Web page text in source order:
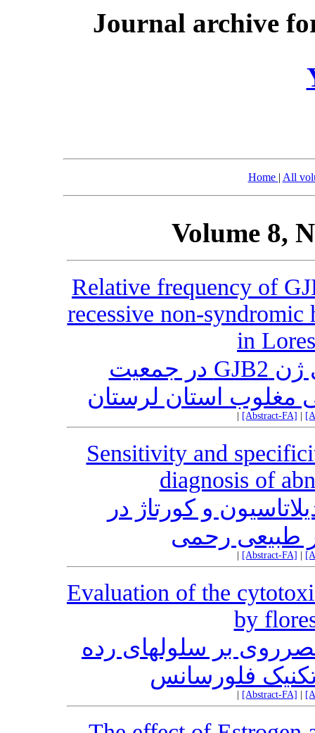
Journal archive
Home | All
Volume 8,
Relative frequency of
recessive non-
in
تعیین وفور نسبی جهش های ژن GJB2 در جمعیت
مغلوب استان لرستان
[Abstract-FA]
Sensitivity and
diagnosis of
و کورتاژ در
طبیعی رحمی
[Abstract-FA]
Evaluation of the
by
بر سلولهای رده
[Abstract-FA]